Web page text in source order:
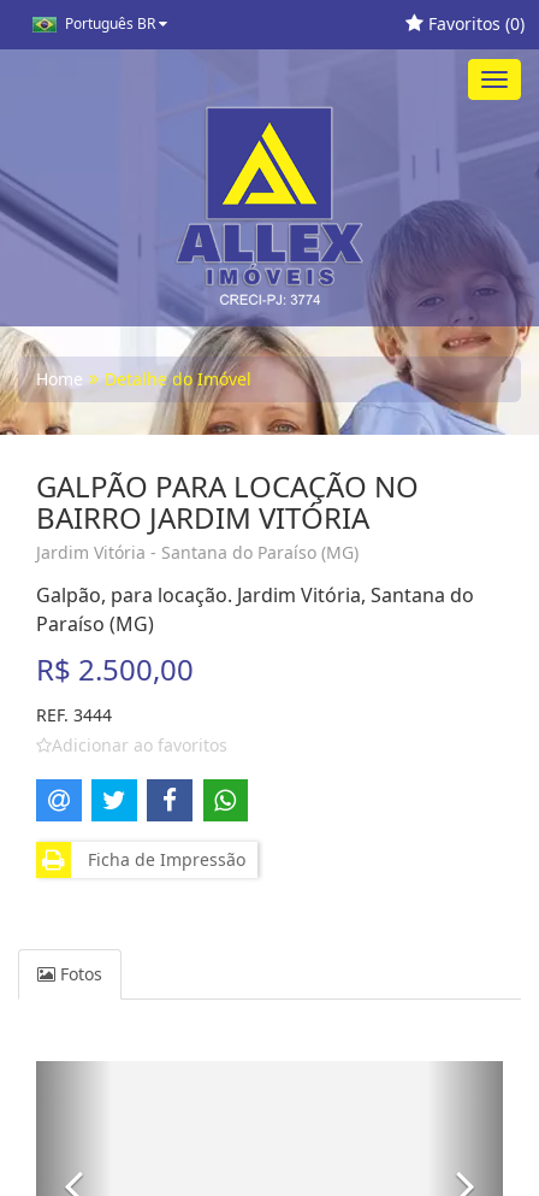
Português BR Favoritos (0)
Home Detalhe do Imóvel
GALPÃO PARA LOCAÇÃO NO
BAIRRO JARDIM VITÓRIA
Jardim Vitória - Santana do Paraíso (MG)
Galpão, para locação. Jardim Vitória, Santana do
Paraíso (MG)
R$ 2.500,00
REF. 3444
Adicionar ao favoritos
Ficha de Impressão
Fotos